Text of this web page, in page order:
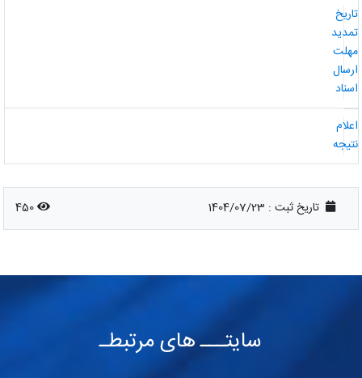
تاریخ ثبت : 1404/07/23
450
سایتـــ های مرتبطـ